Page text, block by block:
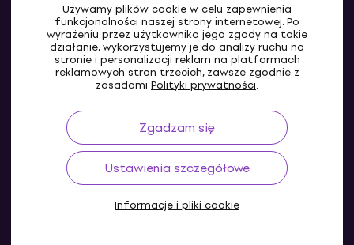
Używamy plików cookie w celu zapewnienia
funkcjonalności naszej strony internetowej. Po
wyrażeniu przez użytkownika jego zgody na takie
działanie, wykorzystujemy je do analizy ruchu na
stronie i personalizacji reklam na platformach
reklamowych stron trzecich, zawsze zgodnie z
zasadami Polityki prywatności.
Zgadzam się
Ustawienia szczegółowe
Informacje i pliki cookie
PL